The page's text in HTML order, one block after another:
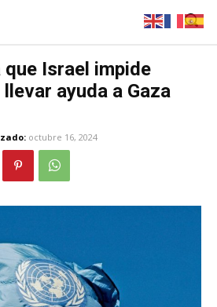
que Israel impide
ayuda a Gaza
octubre 16, 2024